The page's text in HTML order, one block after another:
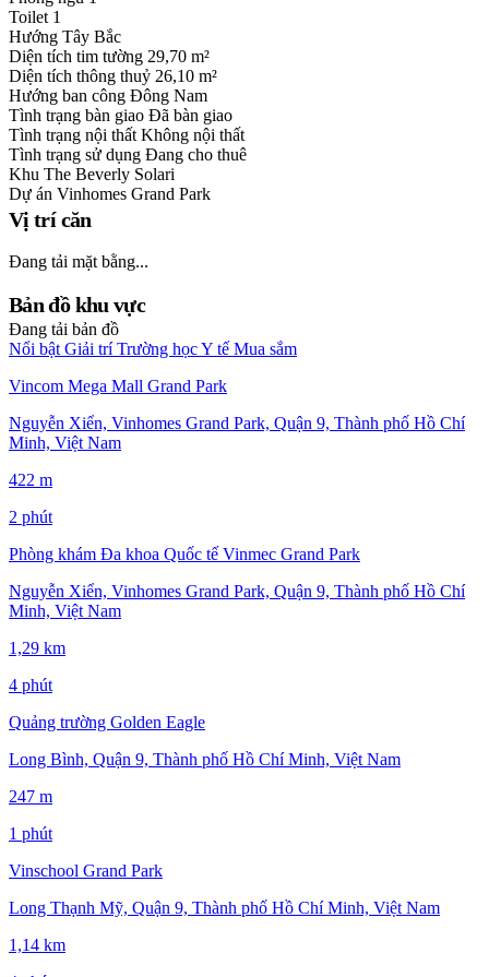
Toilet 1
Hướng Tây Bắc
Diện tích tim tường 29,70 m²
Diện tích thông thuỷ 26,10 m²
Hướng ban công Đông Nam
Tình trạng bàn giao Đã bàn giao
Tình trạng nội thất Không nội thất
Tình trạng sử dụng Đang cho thuê
Khu The Beverly Solari
Dự án Vinhomes Grand Park
Vị trí căn
Đang tải mặt bằng...
Bản đồ khu vực
Đang tải bản đồ
Nổi bật Giải trí Trường họcY tế Mua sắm
Vincom Mega Mall Grand Park
Nguyễn Xiển, Vinhomes Grand Park, Quận 9, Thành phố Hồ Chí
Minh, Việt Nam
422 m
2 phút
Phòng khám Đa khoa Quốc tế Vinmec Grand Park
Nguyễn Xiển, Vinhomes Grand Park, Quận 9, Thành phố Hồ Chí
Minh, Việt Nam
1,29 km
4 phút
Quảng trường Golden Eagle
Long Bình, Quận 9, Thành phố Hồ Chí Minh, Việt Nam
247 m
1 phút
Vinschool Grand Park
Long Thạnh Mỹ, Quận 9, Thành phố Hồ Chí Minh, Việt Nam
1,14 km